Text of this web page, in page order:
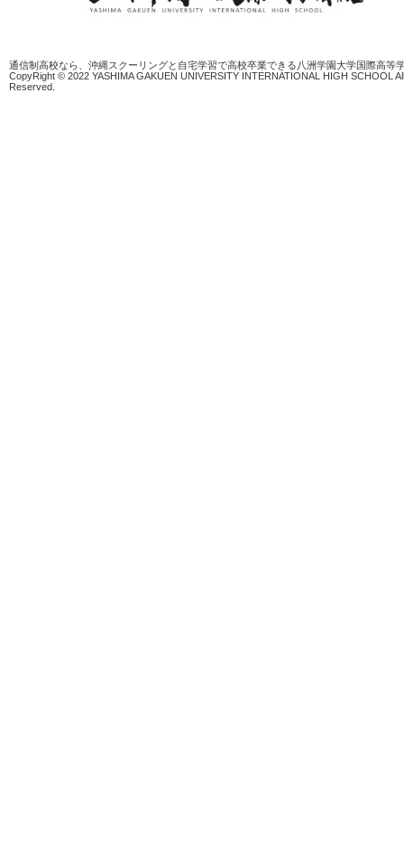
通信制高校なら、沖縄スクーリングと自宅学習で高校卒業できる八洲学園大学国際高等
CopyRight © 2022 YASHIMA GAKUEN UNIVERSITY INTERNATIONAL HIGH SCHOOL
Reserved.